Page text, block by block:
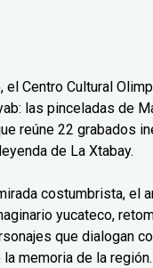
el Centro Cultural
las pinceladas de
reúne 22 grabados
de La Xtabay.
costumbrista, el
yucateco,
que dialogan
la memoria de la región.